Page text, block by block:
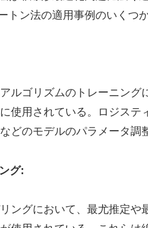
トン法の適用事例のいくつ
ルゴリズムのトレーニング
使用されている。ロジステ
どのモデルのパラメータ調
グ:
ングにおいて、最尤推定や